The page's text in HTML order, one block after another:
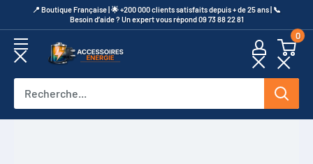
au
contenu
​📍​ Boutique Française | 🌟 +200 000 clients satisfaits depuis + de 25 ans | 📞​
Besoin d’aide ? Un expert vous répond 09 73 88 22 81
Accessoires
0